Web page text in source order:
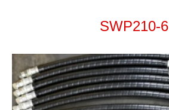
SWP210-6